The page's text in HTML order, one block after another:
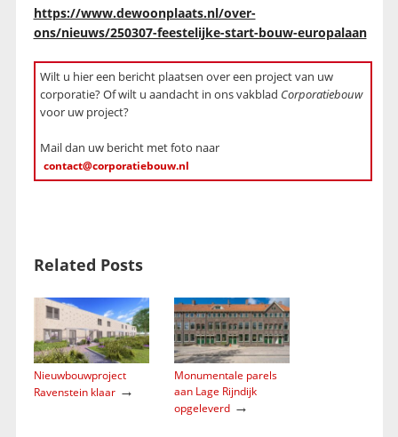
https://www.dewoonplaats.nl/over-
ons/nieuws/250307-feestelijke-start-bouw-europalaan
Wilt u hier een bericht plaatsen over een project van uw
corporatie? Of wilt u aandacht in ons vakblad Corporatiebouw
voor uw project?
Mail dan uw bericht met foto naar
contact@corporatiebouw.nl
Related Posts
Nieuwbouwproject
Ravenstein klaar→
Monumentale parels
aan Lage Rijndijk
opgeleverd→